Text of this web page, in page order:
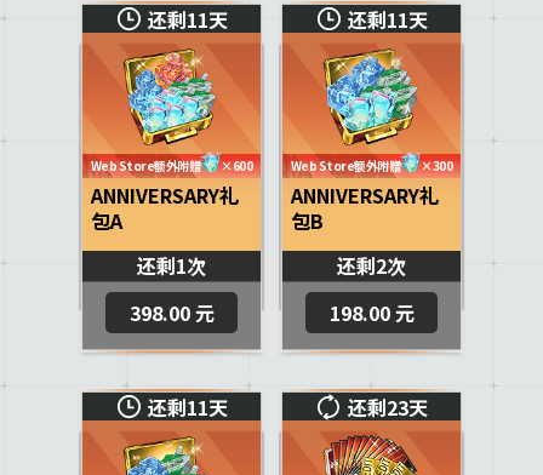
还剩11天
ANNIVERSARY礼
包A
Web Store额外附赠 ×600
还剩1次
398.00 元
还剩11天
ANNIVERSARY礼
包B
Web Store额外附赠 ×300
还剩2次
198.00 元
还剩11天 还剩23天